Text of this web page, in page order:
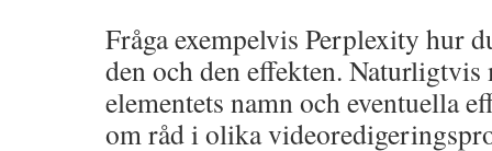
Fråga exempelvis Perplexity hur
den och den effekten. Naturligtvis
elementets namn och eventuella
om råd i olika